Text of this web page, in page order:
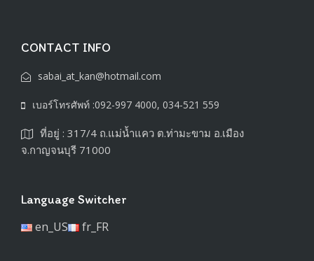
CONTACT INFO
sabai_at_kan@hotmail.com
เบอร์โทรศัพท์ :092-997 4000, 034-521 559
ที่อยู่ : 317/4 ถ.แม่น้ำแคว ต.ท่ามะขาม อ.เมือง
จ.กาญจนบุรี 71000
Language Switcher
en_US
fr_FR